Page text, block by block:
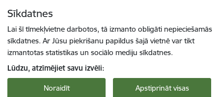
Sīkdatnes
Lai šī tīmekļvietne darbotos, tā izmanto obligāti nepieciešamās
sīkdatnes. Ar Jūsu piekrišanu papildus šajā vietnē var tikt
izmantotas statistikas un sociālo mediju sīkdatnes.
Lūdzu, atzīmējiet savu izvēli:
Noraidīt Apstiprināt visas